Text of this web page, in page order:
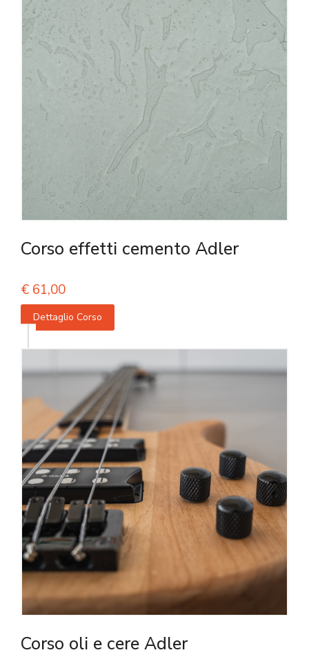
Corso effetti cemento Adler
€ 61,00
Dettaglio Corso
Corso oli e cere Adler